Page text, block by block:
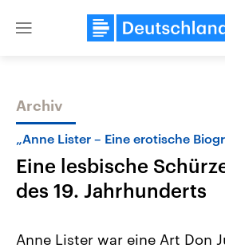
Close
Themen
Archiv
„Anne Lister – Eine erotische
Eine lesbische
des 19. Jahrhunderts
Anne Lister war eine Art Don